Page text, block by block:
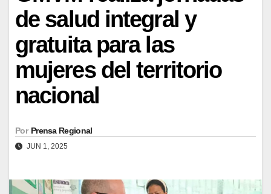
de salud integral y
gratuita para las
mujeres del territorio
nacional
Por Prensa Regional
JUN 1, 2025